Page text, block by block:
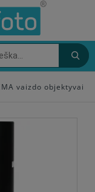
vaizdo objektyvai